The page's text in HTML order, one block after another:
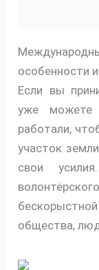
особенности
Если вы
уже можете
работали,
участок
свои
общества,